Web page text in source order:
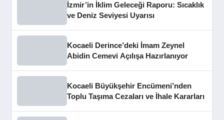
İzmir’in İklim Geleceği Raporu: Sıcaklık
ve Deniz Seviyesi Uyarısı
Kocaeli Derince’deki İmam Zeynel
Abidin Cemevi Açılışa Hazırlanıyor
Kocaeli Büyükşehir Encümeni’nden
Toplu Taşıma Cezaları ve İhale Kararları